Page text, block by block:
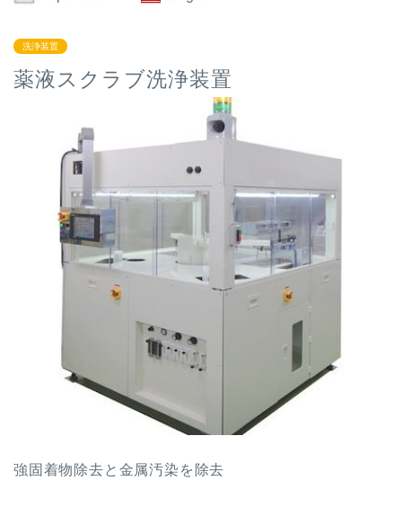
洗浄装置
薬液スクラブ洗浄装置
強固着物除去と金属汚染を除去